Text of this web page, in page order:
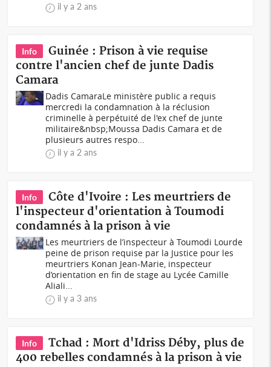
il y a 2 ans
Info
Guinée : Prison à vie requise
contre l'ancien chef de junte Dadis
Camara
Dadis CamaraLe ministère public a requis
mercredi la condamnation à la réclusion
criminelle à perpétuité de l'ex chef de junte
militaire&nbsp;Moussa Dadis Camara et de
plusieurs autres respo...
il y a 2 ans
Info
Côte d'Ivoire : Les meurtriers de
l'inspecteur d'orientation à Toumodi
condamnés à la prison à vie
Les meurtriers de l’inspecteur à Toumodi Lourde
peine de prison requise par la Justice pour les
meurtriers Konan Jean-Marie, inspecteur
d’orientation en fin de stage au Lycée Camille
Aliali...
il y a 3 ans
Info
Tchad : Mort d'Idriss Déby, plus de
400 rebelles condamnés à la prison à vie